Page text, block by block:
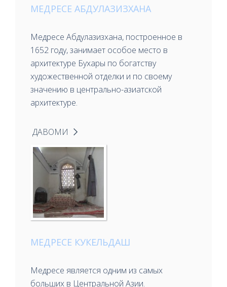
МЕДРЕСЕ АБДУЛАЗИЗХАНА
Медресе Абдулазизхана, построенное в
1652 году, занимает особое место в
архитектуре Бухары по богатству
художественной отделки и по своему
значению в центрально-азиатской
архитектуре.
ДАВОМИ
МЕДРЕСЕ КУКЕЛЬДАШ
Медресе является одним из самых
больших в Центральной Азии.